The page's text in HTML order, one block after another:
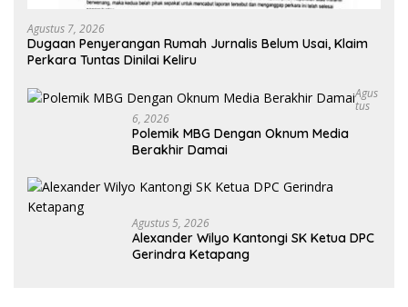
Agustus 7, 2026
Dugaan Penyerangan Rumah Jurnalis Belum Usai, Klaim
Perkara Tuntas Dinilai Keliru
Agus
Tus
6, 2026
Polemik MBG Dengan Oknum Media
Berakhir Damai
Agustus 5, 2026
Alexander Wilyo Kantongi SK Ketua DPC
Gerindra Ketapang